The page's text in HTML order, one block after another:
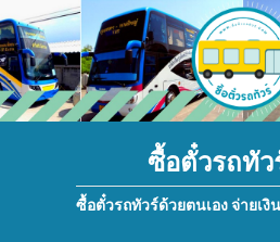
ซื้อตั๋วรถทัวร์
ซื้อตั๋วรถทัวร์ด้วยตนเอง จ่ายเงิ